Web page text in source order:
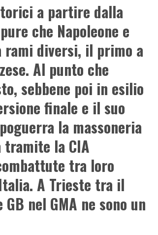
a partire dalla
che Napoleone e
rami diversi, il primo a
Al punto che
sebbene poi in esilio
finale e il suo
la massoneria
tramite la CIA
tra loro
A Trieste tra il
nel GMA ne sono un